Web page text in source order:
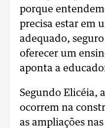
porque
precisa estar em
adequado,
oferecer um
aponta a
Segundo Elicéia,
ocorrem na
as ampliações